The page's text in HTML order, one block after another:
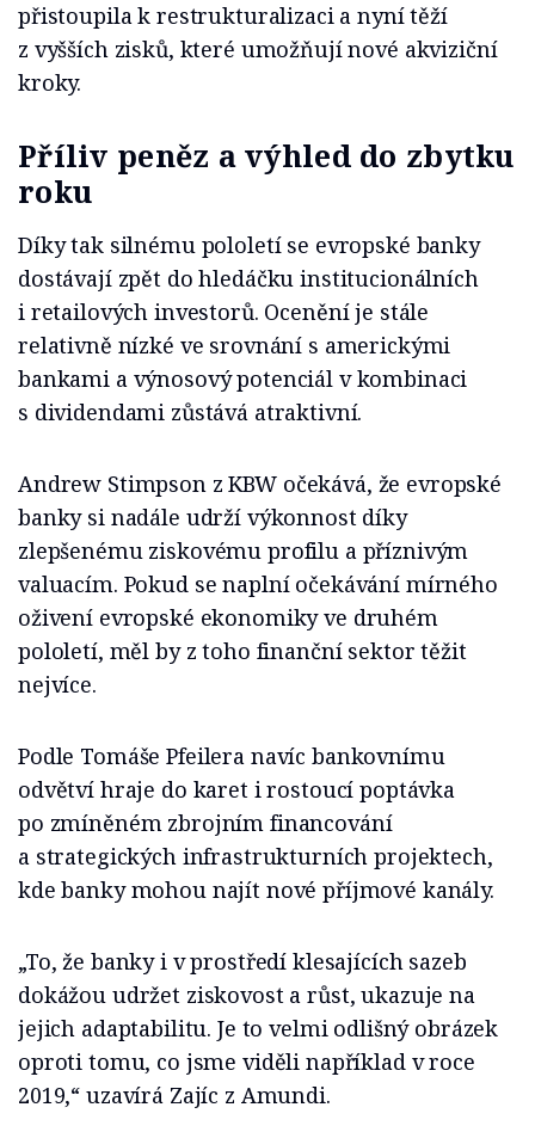
přistoupila k restrukturalizaci a nyní těží
z vyšších zisků, které umožňují nové akviziční
kroky.
Příliv peněz a výhled do zbytku
roku
Díky tak silnému pololetí se evropské banky
dostávají zpět do hledáčku institucionálních
i retailových investorů. Ocenění je stále
relativně nízké ve srovnání s americkými
bankami a výnosový potenciál v kombinaci
s dividendami zůstává atraktivní.
Andrew Stimpson z KBW očekává, že evropské
banky si nadále udrží výkonnost díky
zlepšenému ziskovému profilu a příznivým
valuacím. Pokud se naplní očekávání mírného
oživení evropské ekonomiky ve druhém
pololetí, měl by z toho finanční sektor těžit
nejvíce.
Podle Tomáše Pfeilera navíc bankovnímu
odvětví hraje do karet i rostoucí poptávka
po zmíněném zbrojním financování
a strategických infrastrukturních projektech,
kde banky mohou najít nové příjmové kanály.
„To, že banky i v prostředí klesajících sazeb
dokážou udržet ziskovost a růst, ukazuje na
jejich adaptabilitu. Je to velmi odlišný obrázek
oproti tomu, co jsme viděli například v roce
2019,“ uzavírá Zajíc z Amundi.